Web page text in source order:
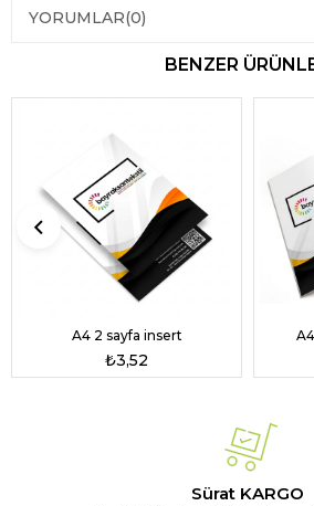
YORUMLAR(0)
BENZER
A4 2 sayfa insert
₺3,52
Sürat KARGO